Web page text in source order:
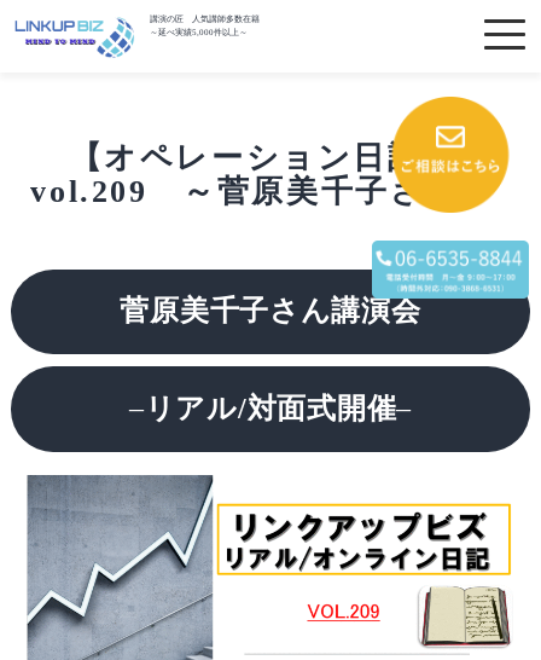
講演の匠 人気講師多数在籍
～延べ実績5,000件以上～
【オペレーション日記】
vol.209 ～菅原美千子さん～
菅原美千子さん講演会
–リアル/対面式開催–